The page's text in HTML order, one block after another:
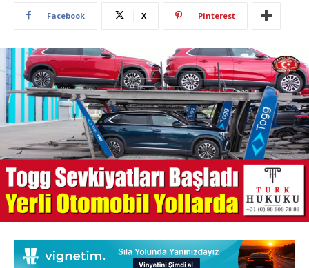
Facebook X Pinterest